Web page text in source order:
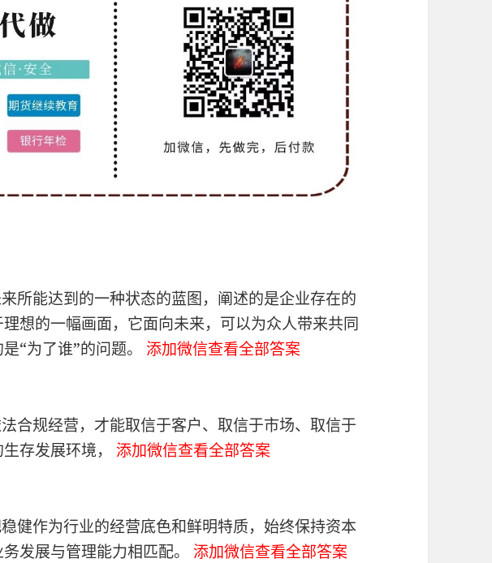
所能达到的一种状态的蓝图，阐述的是企业存在的
想的一幅画面，它面向未来，可以为众人带来共同
“为了谁”的问题。 添加微信查看全部答案
合规经营，才能取信于客户、取信于市场、取信于
存发展环境， 添加微信查看全部答案
健作为行业的经营底色和鲜明特质，始终保持资本
发展与管理能力相匹配。 添加微信查看全部答案